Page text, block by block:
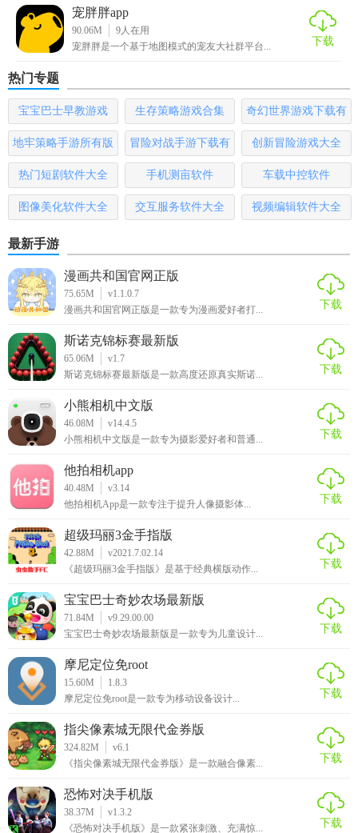
宠趣事，获取其他用户的点赞和评论。
3. 商品分类：根据宠物种类（如猫、狗、鸟等）划分商品区
【宠胖胖app官网版玩法】
1. 浏览资讯：在首页或资讯分类中浏览感兴趣的宠物资讯文
章。
2. 参与社区：注册账号后，可发布动态、参与话题讨论或评
论其他用户发布的内容。
3. 在线购物：通过搜索或浏览商品分类，选择心仪的商品加
4. 健康管理：使用健康管理工具记录宠物的体重变化、疫苗
接种情况等，获取个性化建议。
【宠胖胖app官网版推荐】
宠胖胖App官网版凭借其全面的功能、专业的服务和活跃的社
区氛围，是每位宠物主人的理想选择。无论是想要了解养宠
知识、寻找志同道合的伙伴，还是希望为宠物挑选优质商品
和进行健康管理，宠胖胖都能满足您的需求。立即下载体
验，开启您的智慧养宠之旅！
宠胖胖app
90.06M 9人在用
宠胖胖是一个基于地图模式的宠友大社群平台...
下载
热门专题
宝宝巴士早教游戏 生存策略游戏合集
奇幻世界游戏下载有
哪些
地牢策略手游所有版
本
冒险对战手游下载有
哪些
创新冒险游戏大全
热门短剧软件大全 手机测亩软件 车载中控软件
图像美化软件大全 交互服务软件大全 视频编辑软件大全
最新手游
漫画共和国官网正版
75.65M
v1.1.0.7
漫画共和国官网正版是一款专为漫画爱好者打...
下载
斯诺克锦标赛最新版
65.06M
v1.7
斯诺克锦标赛最新版是一款高度还原真实斯诺...
下载
小熊相机中文版
46.08M
v14.4.5
小熊相机中文版是一款专为摄影爱好者和普通...
下载
他拍相机app
40.48M
v3.14
他拍相机App是一款专注于提升人像摄影体...
下载
超级玛丽3金手指版
42.88M
v2021.7.02.14
《超级玛丽3金手指版》是基于经典横版动作...
下载
宝宝巴士奇妙农场最新版
71.84M
v9.29.00.00
宝宝巴士奇妙农场最新版是一款专为儿童设计...
下载
摩尼定位免root
15.60M
1.8.3
摩尼定位免root是一款专为移动设备设计...
下载
指尖像素城无限代金券版
324.82M
v6.1
《指尖像素城无限代金券版》是一款融合像素...
下载
恐怖对决手机版
38.37M
v1.3.2
《恐怖对决手机版》是一款紧张刺激、充满惊...
下载